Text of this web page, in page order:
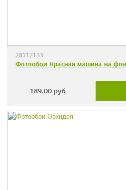
28112133
Фотообои Красная машина на
189.00 руб